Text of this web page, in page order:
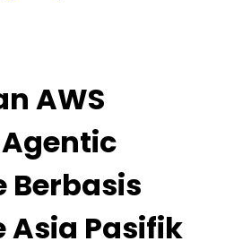
AWS
Berbasis
Asia Pasifik